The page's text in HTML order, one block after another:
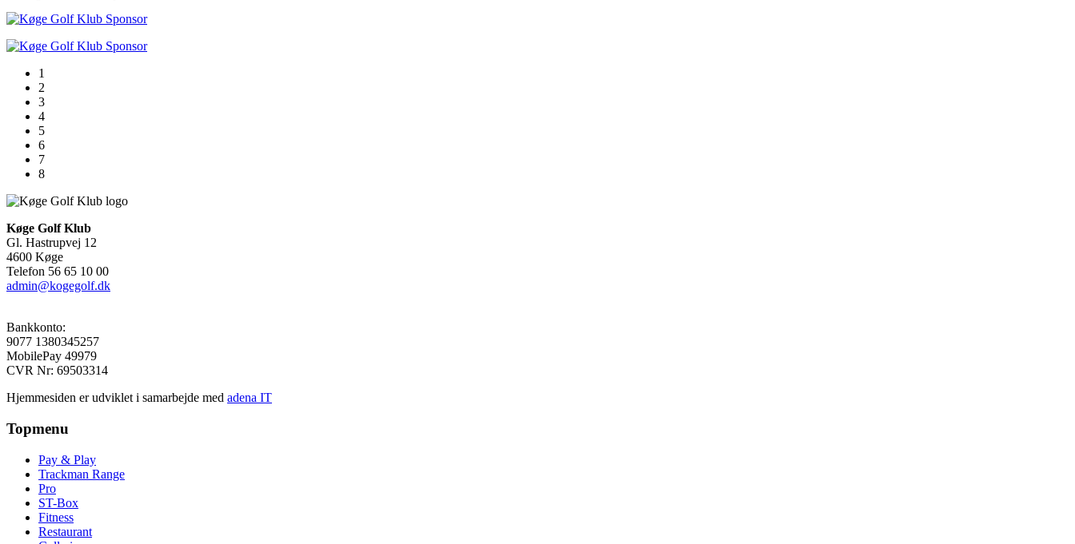
1
2
3
4
5
6
7
8
Køge Golf Klub
Gl. Hastrupvej 12
4600 Køge
Telefon 56 65 10 00
admin@kogegolf.dk
Bankkonto:
9077 1380345257
MobilePay 49979
CVR Nr: 69503314
Hjemmesiden er udviklet i samarbejde med adena IT
Topmenu
Pay & Play
Trackman Range
Pro
ST-Box
Fitness
Restaurant